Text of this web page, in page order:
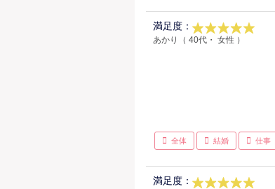
満足度：
あかり（ 40代・ 女性 ）
全体 結婚 仕事
満足度：